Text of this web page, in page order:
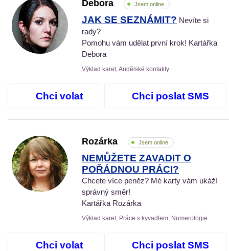
Debora Jsem online
JAK SE SEZNÁMIT? Nevíte si
rady?
Pomohu vám udělat první krok! Kartářka
Debora
Výklad karet, Andělské kontakty
Chci volat Chci poslat SMS
Rozárka Jsem online
NEMŮŽETE ZAVADIT O
POŘÁDNOU PRÁCI?
Chcete více peněz? Mé karty vám ukáží
správný směr!
Kartářka Rozárka
Výklad karet, Práce s kyvadlem, Numerologie
Chci volat Chci poslat SMS